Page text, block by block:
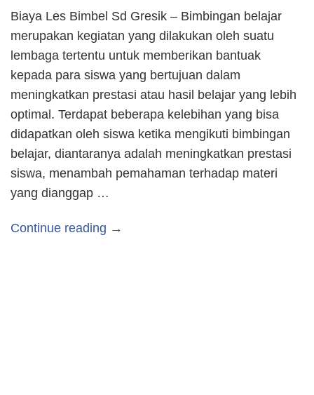
Biaya Les Bimbel Sd Gresik – Bimbingan belajar
merupakan kegiatan yang dilakukan oleh suatu
lembaga tertentu untuk memberikan bantuak
kepada para siswa yang bertujuan dalam
meningkatkan prestasi atau hasil belajar yang lebih
optimal. Terdapat beberapa kelebihan yang bisa
didapatkan oleh siswa ketika mengikuti bimbingan
belajar, diantaranya adalah meningkatkan prestasi
siswa, menambah pemahaman terhadap materi
yang dianggap …
Continue reading →